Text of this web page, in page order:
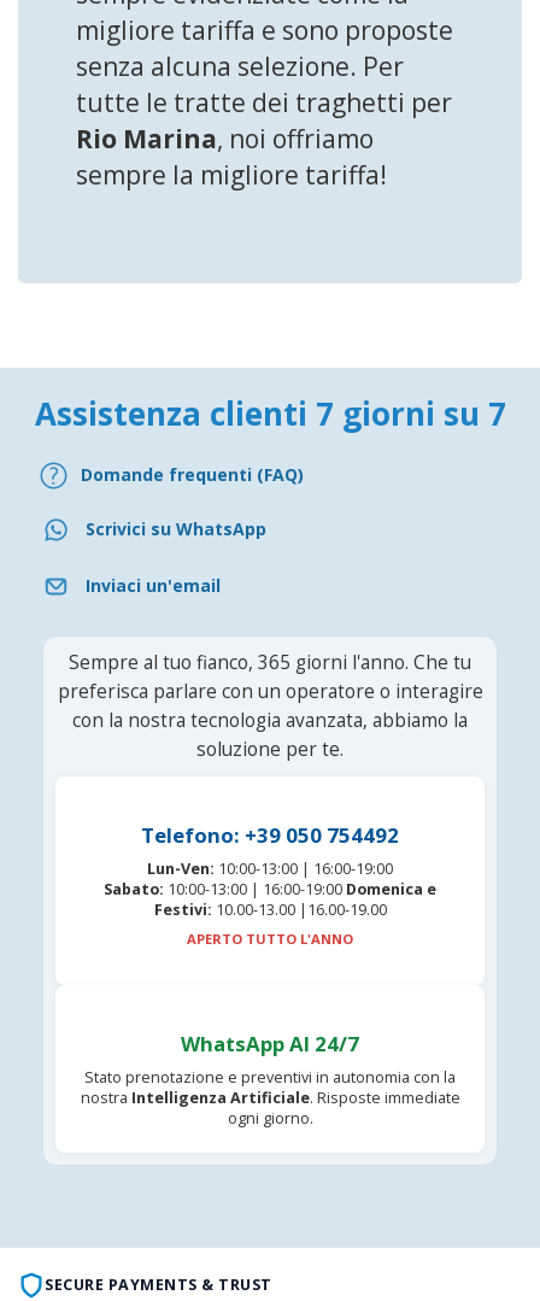
migliore tariffa e sono proposte
senza alcuna selezione. Per
tutte le tratte dei traghetti per
Rio Marina, noi offriamo
sempre la migliore tariffa!
Assistenza clienti 7 giorni su 7
Domande frequenti (FAQ)
Scrivici su WhatsApp
Inviaci un'email
Sempre al tuo fianco, 365 giorni l'anno. Che tu
preferisca parlare con un operatore o interagire
con la nostra tecnologia avanzata, abbiamo la
soluzione per te.
Telefono: +39 050 754492
Lun-Ven: 10:00-13:00 | 16:00-19:00
Sabato: 10:00-13:00 | 16:00-19:00 Domenica e
Festivi: 10.00-13.00 |16.00-19.00
APERTO TUTTO L'ANNO
WhatsApp AI 24/7
Stato prenotazione e preventivi in autonomia con la
nostra Intelligenza Artificiale. Risposte immediate
ogni giorno.
SECURE PAYMENTS & TRUST